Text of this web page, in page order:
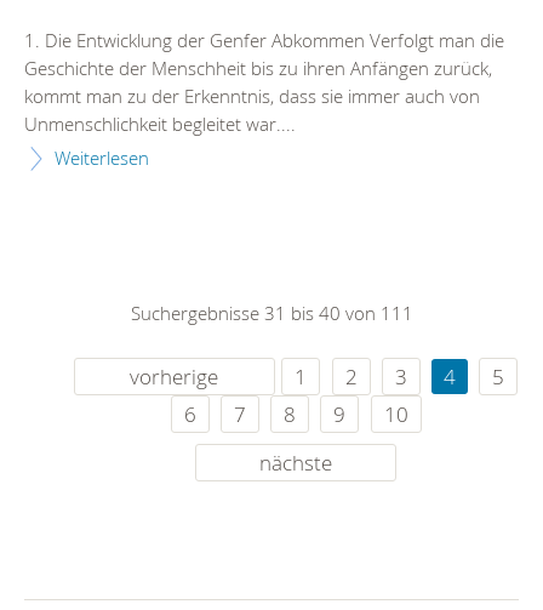
1. Die Entwicklung der Genfer Abkommen Verfolgt man die
Geschichte der Menschheit bis zu ihren Anfängen zurück,
kommt man zu der Erkenntnis, dass sie immer auch von
Unmenschlichkeit begleitet war....
Weiterlesen
Suchergebnisse 31 bis 40 von 111
vorherige 1 2 3 4
5
6
7 8 9
10
nächste